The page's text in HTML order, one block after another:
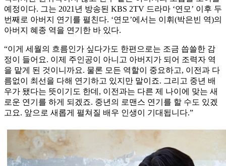
예정이다. 그는 2021년 방송된 KBS 2TV 드라마 ‘연모’ 이후 두
번째로 아버지 연기를 펼친다. ‘연모’에서는 이휘(박은빈 역)의
아버지 혜종 역을 연기한 바 있다.
“이게 세월의 흐름인가 싶다가도 한편으로는 조금 씁쓸한 감
정이 들어요. 이제 주인공이 아니고 아버지가 되어 조력자 역
을 맡게 된 것이니까요. 물론 모든 역할이 중요하고, 이전과 다
름없이 최선을 다해 연기하고 있지만 말이죠. 그리고 중년 배
우가 됐다는 뜻이기도 한데, 이전과는 다른 제 나이에 맞는 새
로운 연기를 하게 되겠죠. 중년의 로맨스 연기를 할 수도 있겠
고요. 앞으로 새롭게 펼쳐질 배우 인생이 기대됩니다.”